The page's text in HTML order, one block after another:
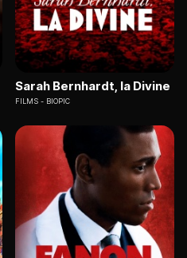
Sarah Bernhardt, la Divine
FILMS BIOPIC